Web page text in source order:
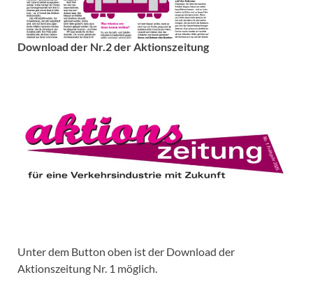
Download der Nr.2 der Aktionszeitung
Unter dem Button oben ist der Download der
Aktionszeitung Nr. 1 möglich.